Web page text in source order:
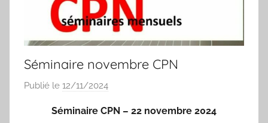
Séminaire novembre CPN
Publié le 12/11/2024
r
Séminaire CPN – 22 novembre 2024